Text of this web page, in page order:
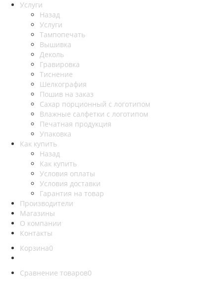
Услуги
Назад
Услуги
Тампопечать
Вышивка
Деколь
Гравировка
Тиснение
Шелкография
Пошив на заказ
Сахар порционный с логотипом
Влажные салфетки с логотипом
Печатная продукция
Упаковка
Как купить
Назад
Как купить
Условия оплаты
Условия доставки
Гарантия на товар
Производители
Магазины
О компании
Контакты
Корзина0
Сравнение товаров0